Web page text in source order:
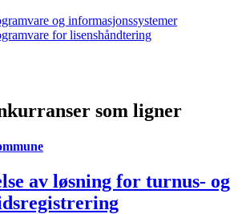
og informasjonssystemer
for lisenshåndtering
som ligner
av løsning for turnus- og